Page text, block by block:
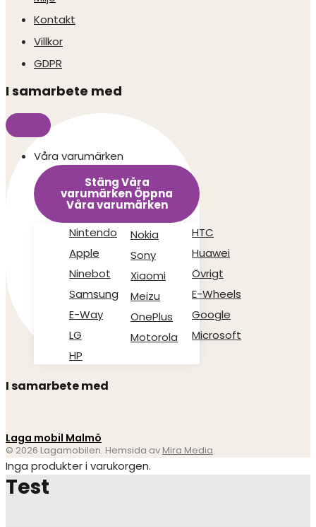
Kontakt
Villkor
GDPR
I samarbete med
Våra varumärken
Stäng Våra
varumärkenÖppna
Våra varumärken
Nintendo
Apple
Ninebot
Samsung
E-Way
LG
HP
Nokia
Sony
Xiaomi
Meizu
OnePlus
Motorola
HTC
Huawei
Övrigt
E-Wheels
Google
Microsoft
I samarbete med
Laga mobil Malmö
© 2026 Lagamobilen. Hemsida av Mira Media.
Inga produkter i varukorgen.
Test